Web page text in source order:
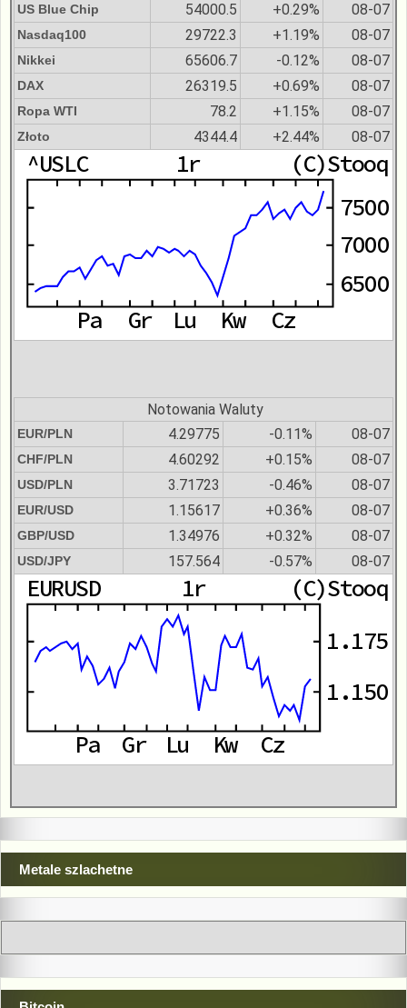
US Blue Chip 54000.5 +0.29% 08-07
Nasdaq100 29722.3 +1.19% 08-07
Nikkei 65606.7 -0.12% 08-07
DAX 26319.5 +0.69% 08-07
Ropa WTI 78.2 +1.15% 08-07
Złoto 4344.4 +2.44% 08-07
Notowania Waluty
EUR/PLN 4.29775 -0.11% 08-07
CHF/PLN 4.60292 +0.15% 08-07
USD/PLN 3.71723 -0.46% 08-07
EUR/USD 1.15617 +0.36% 08-07
GBP/USD 1.34976 +0.32% 08-07
USD/JPY 157.564 -0.57% 08-07
Metale szlachetne